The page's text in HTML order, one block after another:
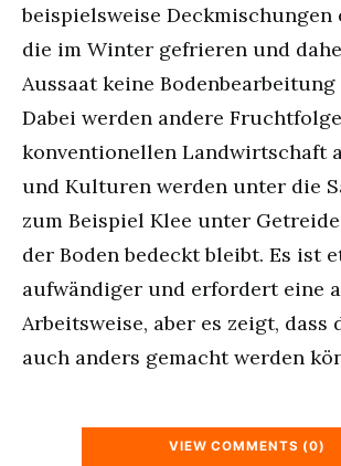
beispielsweise Deckmischungen
die im Winter gefrieren und
Aussaat keine
Dabei werden andere
konventionellen Landwirtschaft
und Kulturen werden unter die
zum Beispiel Klee unter
der Boden bedeckt bleibt. Es ist
aufwändiger und erfordert eine
Arbeitsweise, aber es zeigt, dass
auch anders gemacht werden
VIEW COMMENTS (0)